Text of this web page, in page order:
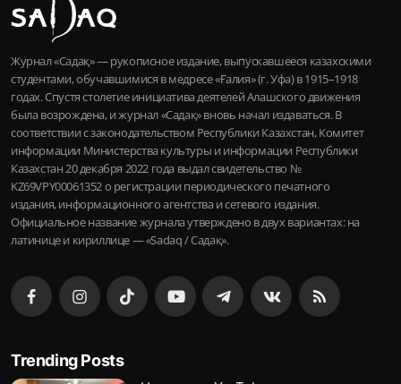
Журнал «Садақ» — рукописное издание, выпускавшееся казахскими
студентами, обучавшимися в медресе «Ғалия» (г. Уфа) в 1915–1918
годах. Спустя столетие инициатива деятелей Алашского движения
была возрождена, и журнал «Садақ» вновь начал издаваться. В
соответствии с законодательством Республики Казахстан, Комитет
информации Министерства культуры и информации Республики
Казахстан 20 декабря 2022 года выдал свидетельство №
KZ69VPY00061352 о регистрации периодического печатного
издания, информационного агентства и сетевого издания.
Официальное название журнала утверждено в двух вариантах: на
латинице и кириллице — «Sadaq / Садақ».
Trending Posts